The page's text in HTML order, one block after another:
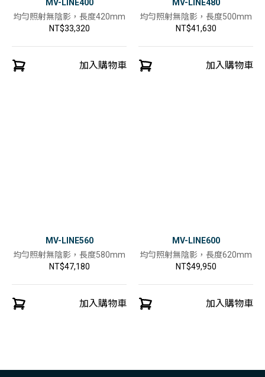
MV-LINE400
均勻照射無陰影，長度420mm
NT$33,320
加入購物車
MV-LINE480
均勻照射無陰影，長度500mm
NT$41,630
加入購物車
MV-LINE560
均勻照射無陰影，長度580mm
NT$47,180
加入購物車
MV-LINE600
均勻照射無陰影，長度620mm
NT$49,950
加入購物車